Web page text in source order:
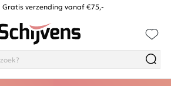
Gratis verzending vanaf €75,-